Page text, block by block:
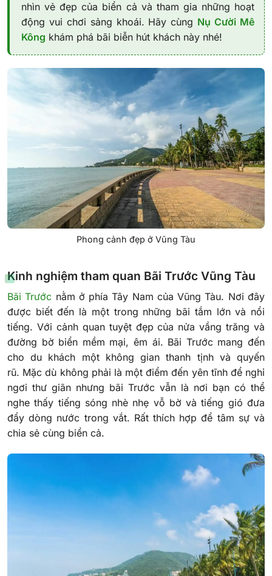
nhìn vẻ đẹp của biển cả và tham gia những hoạt
động vui chơi sảng khoái. Hãy cùng Nụ Cười Mê
Kông khám phá bãi biễn hút khách này nhé!
Phong cảnh đẹp ở Vũng Tàu
Kinh nghiệm tham quan Bãi Trước Vũng Tàu
Bãi Trước nằm ở phía Tây Nam của Vũng Tàu. Nơi đây
được biết đến là một trong những bãi tắm lớn và nổi
tiếng. Với cảnh quan tuyệt đẹp của nửa vầng trăng và
đường bờ biển mềm mại, êm ái. Bãi Trước mang đến
cho du khách một không gian thanh tịnh và quyến
rũ. Mặc dù không phải là một điểm đến yên tĩnh để nghỉ
ngơi thư giãn nhưng bãi Trước vẫn là nơi bạn có thể
nghe thấy tiếng sóng nhè nhẹ vỗ bờ và tiếng gió đưa
đẩy dòng nước trong vắt. Rất thích hợp để tâm sự và
chia sẻ cùng biển cả.